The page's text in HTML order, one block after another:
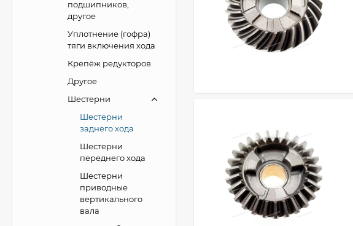
подшипников,
другое
Уплотнение (гофра)
тяги включения хода
Крепёж редукторов
Другое
Шестерни
Шестерни
заднего хода
Шестерни
переднего хода
Шестерни
приводные
вертикального
вала